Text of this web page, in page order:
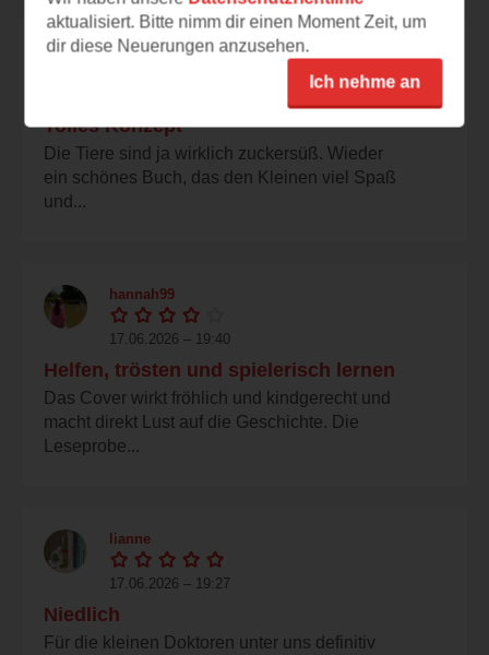
tigermaus
Tolles Konzept
Die Tiere sind ja wirklich zuckersüß. Wieder
ein schönes Buch, das den Kleinen viel Spaß
und...
hannah99
17.06.2026 – 19:40
Helfen, trösten und spielerisch lernen
Das Cover wirkt fröhlich und kindgerecht und
macht direkt Lust auf die Geschichte. Die
Leseprobe...
lianne
17.06.2026 – 19:27
Niedlich
Für die kleinen Doktoren unter uns definitiv
aktualisiert. Bitte nimm dir einen Moment Zeit, um
dir diese Neuerungen anzusehen.
Ich nehme an